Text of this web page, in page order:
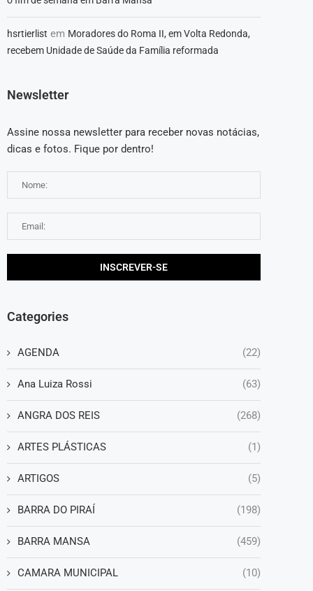
hsrtierlist em Moradores do Roma II, em Volta Redonda,
recebem Unidade de Saúde da Família reformada
Newsletter
Assine nossa newsletter para receber novas notácias,
dicas e fotos. Fique por dentro!
Categories
AGENDA (22)
Ana Luiza Rossi (63)
ANGRA DOS REIS (268)
ARTES PLÁSTICAS (1)
ARTIGOS (5)
BARRA DO PIRAÍ (198)
BARRA MANSA (459)
CAMARA MUNICIPAL (10)